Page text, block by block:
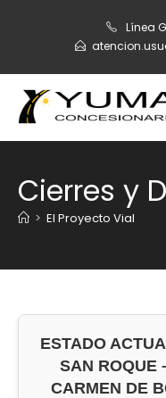
Línea
Cierres y
> El Proyecto Vial
ESTADO
SAN ROQUE
CARMEN DE